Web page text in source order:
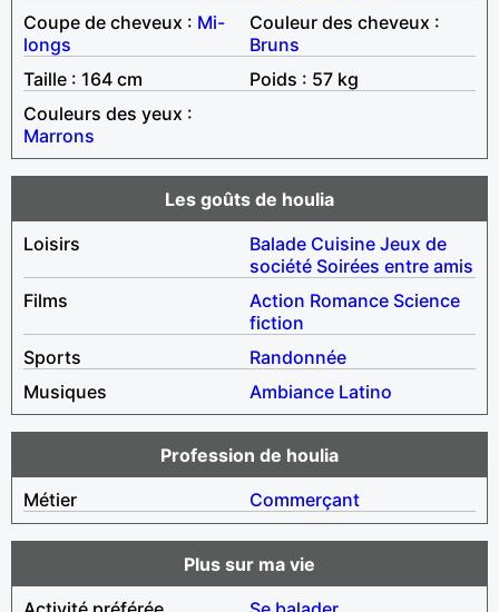
Coupe de cheveux : Mi-
longs
Couleur des cheveux :
Bruns
Taille : 164 cm
Poids : 57 kg
Couleurs des yeux :
Marrons
Les goûts de houlia
Loisirs
Balade Cuisine Jeux de
société Soirées entre amis
Films
Action Romance Science
fiction
Sports
Randonnée
Musiques
Ambiance Latino
Profession de houlia
Métier
Commerçant
Plus sur ma vie